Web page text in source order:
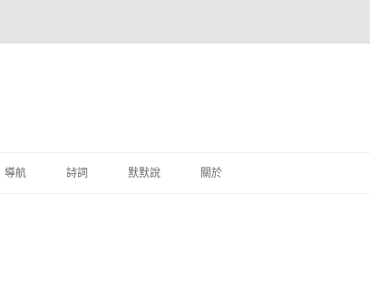
導航 詩詞 默默說 關於